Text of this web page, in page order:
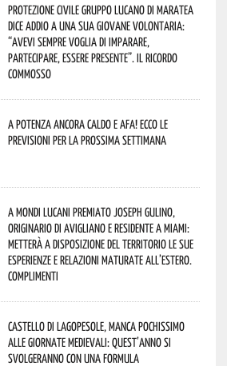
Protezione Civile Gruppo Lucano di Maratea
dice addio a una sua giovane volontaria:
“avevi sempre voglia di imparare,
partecipare, essere presente”. Il ricordo
commosso
A Potenza ancora caldo e afa! Ecco le
previsioni per la prossima settimana
A Mondi lucani premiato Joseph Gulino,
originario di Avigliano e residente a Miami:
metterà a disposizione del territorio le sue
esperienze e relazioni maturate all’estero.
Complimenti
Castello di Lagopesole, manca pochissimo
alle Giornate Medievali: quest’anno si
svolgeranno con una formula